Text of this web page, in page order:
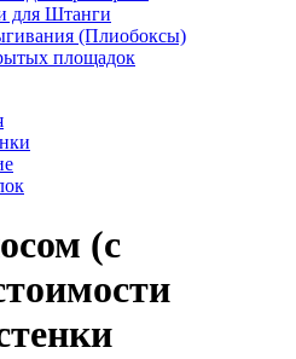
для Штанги
(Плиобоксы)
площадок
(с